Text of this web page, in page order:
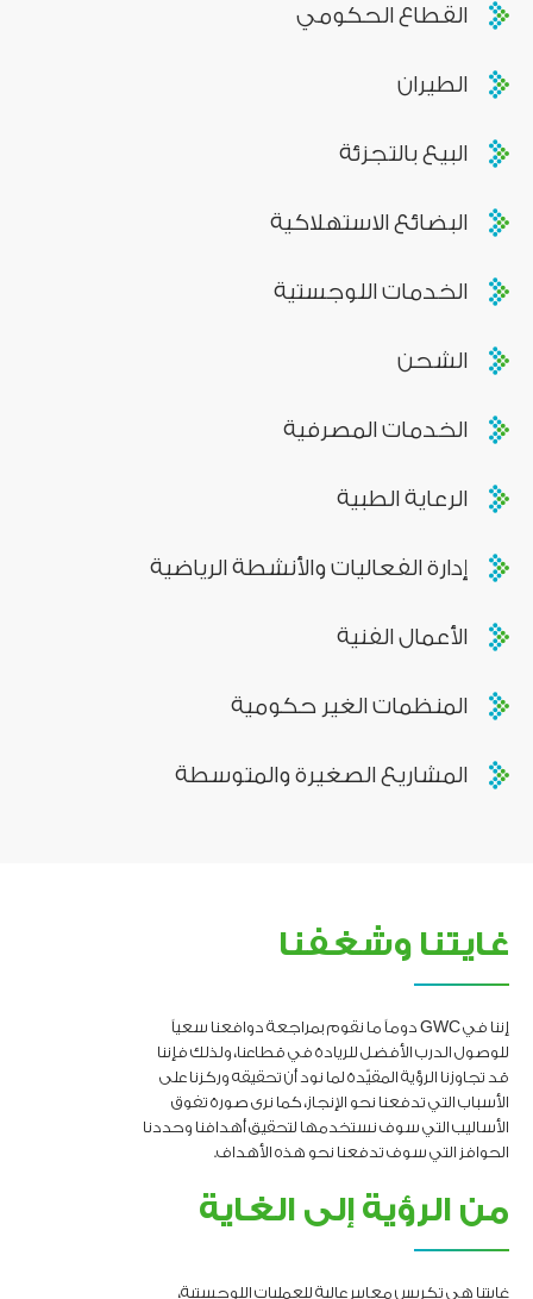
القطاع الحكومي
الطيران
البيع بالتجزئة
البضائع الاستهلاكية
الخدمات اللوجستية
الشحن
الخدمات المصرفية
الرعاية الطبية
إدارة الفعاليات والأنشطة الرياضية
الأعمال الفنية
المنظمات الغير حكومية
المشاريع الصغيرة والمتوسطة
غايتنا وشغفنا
إننا في GWC دوماً ما نقوم بمراجعة دوافعنا سعياً
للوصول الدرب الأفضل للريادة في قطاعنا، ولذلك فإننا
قد تجاوزنا الرؤية المقيّدة لما نود أن تحقيقه وركزنا على
الأسباب التي تدفعنا نحو الإنجاز، كما نرى صورة تفوق
الأساليب التي سوف نستخدمها لتحقيق أهدافنا وحددنا
الحوافز التي سوف تدفعنا نحو هذه الأهداف.
من الرؤية إلى الغاية
غايتنا هي تكريس معايير عالية للعمليات اللوجستية،